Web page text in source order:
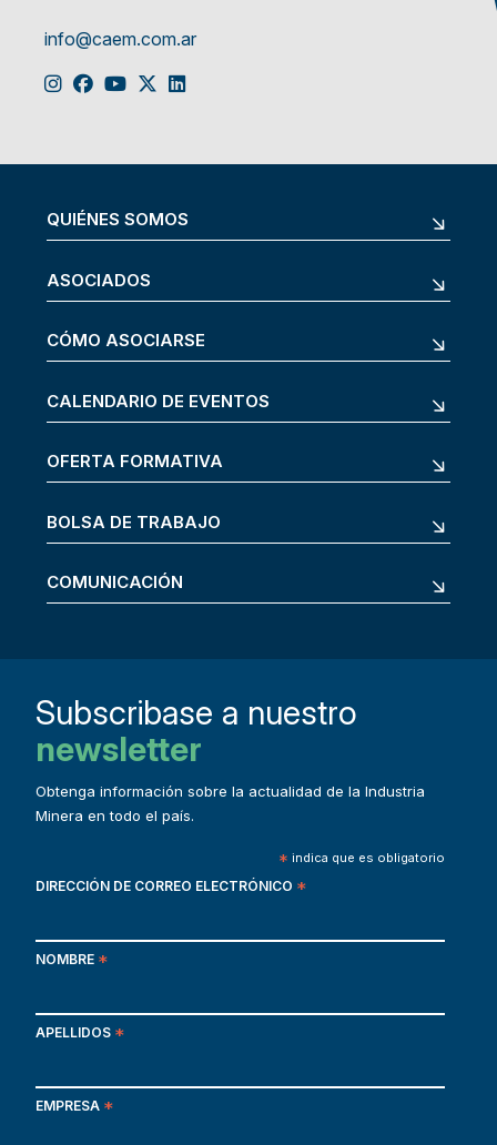
info@caem.com.ar
QUIÉNES SOMOS
ASOCIADOS
CÓMO ASOCIARSE
CALENDARIO DE EVENTOS
OFERTA FORMATIVA
BOLSA DE TRABAJO
COMUNICACIÓN
Subscribase a nuestro
newsletter
Obtenga información sobre la actualidad de la Industria
Minera en todo el país.
* indica que es obligatorio
DIRECCIÓN DE CORREO ELECTRÓNICO *
NOMBRE *
APELLIDOS *
EMPRESA *